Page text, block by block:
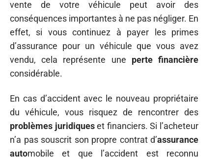
vente de votre véhicule peut avoir des
conséquences importantes à ne pas négliger. En
effet, si vous continuez à payer les primes
d’assurance pour un véhicule que vous avez
vendu, cela représente une perte financière
considérable.
En cas d’accident avec le nouveau propriétaire
du véhicule, vous risquez de rencontrer des
problèmes juridiqueset financiers. Si l’acheteur
n’a pas souscrit son propre contrat d’assurance
automobile et que l’accident est reconnu